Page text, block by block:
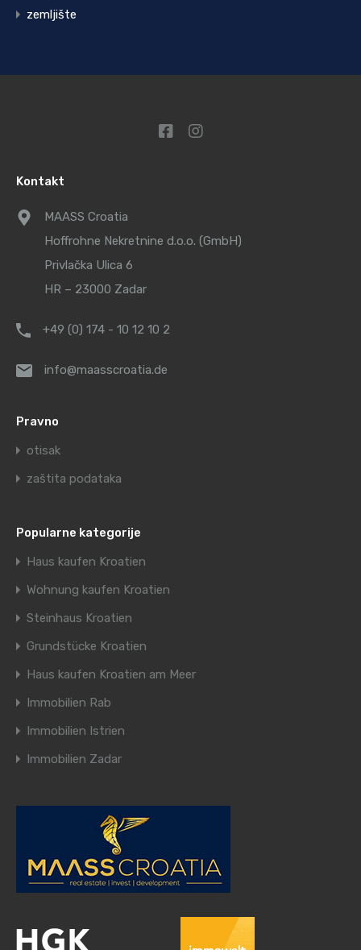
zemljište
Kontakt
MAASS Croatia
Hoffrohne Nekretnine d.o.o. (GmbH)
Privlačka Ulica 6
HR – 23000 Zadar
+49 (0) 174 - 10 12 10 2
info@maasscroatia.de
Pravno
otisak
zaštita podataka
Popularne kategorije
Haus kaufen Kroatien
Wohnung kaufen Kroatien
Steinhaus Kroatien
Grundstücke Kroatien
Haus kaufen Kroatien am Meer
Immobilien Rab
Immobilien Istrien
Immobilien Zadar